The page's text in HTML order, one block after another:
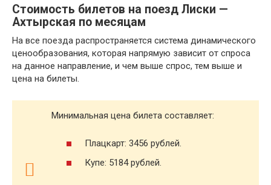
Стоимость билетов на поезд Лиски —
Ахтырская по месяцам
На все поезда распространяется система динамического
ценообразования, которая напрямую зависит от спроса
на данное направление, и чем выше спрос, тем выше и
цена на билеты.
Минимальная цена билета составляет:
Плацкарт: 3456 рублей.
Купе: 5184 рублей.